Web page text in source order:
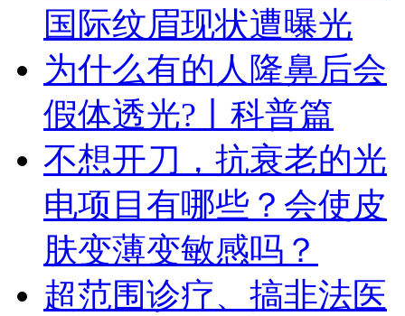
国际纹眉现状遭曝光
为什么有的人隆鼻后会
假体透光?丨科普篇
不想开刀，抗衰老的光
电项目有哪些？会使皮
肤变薄变敏感吗？
超范围诊疗、搞非法医